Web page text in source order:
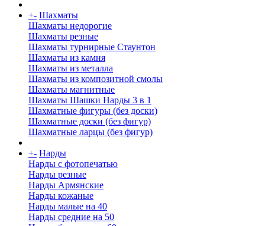
+- Шахматы
Шахматы недорогие
Шахматы резные
Шахматы турнирные Стаунтон
Шахматы из камня
Шахматы из металла
Шахматы из композитной смолы
Шахматы магнитные
Шахматы Шашки Нарды 3 в 1
Шахматные фигуры (без доски)
Шахматные доски (без фигур)
Шахматные ларцы (без фигур)
+- Нарды
Нарды с фотопечатью
Нарды резные
Нарды Армянские
Нарды кожаные
Нарды малые на 40
Нарды средние на 50